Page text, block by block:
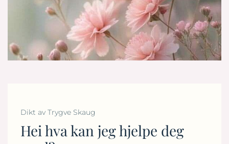
Dikt av Trygve Skaug
Hei hva kan jeg hjelpe deg